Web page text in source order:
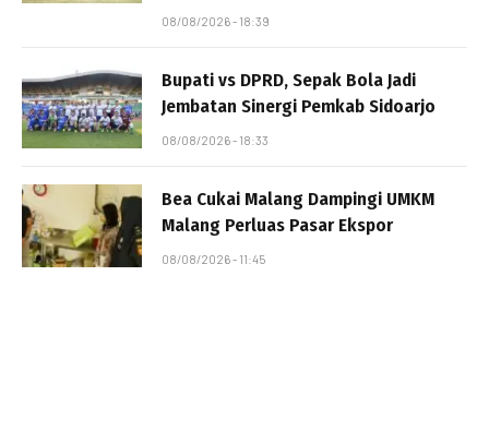
08/08/2026 - 18:39
Bupati vs DPRD, Sepak Bola Jadi
Jembatan Sinergi Pemkab Sidoarjo
08/08/2026 - 18:33
Bea Cukai Malang Dampingi UMKM
Malang Perluas Pasar Ekspor
08/08/2026 - 11:45